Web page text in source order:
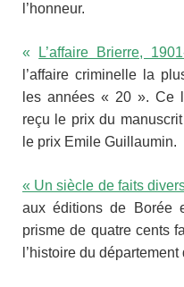
l’honneur.
« L’affaire Brierre,
l’affaire criminelle la
les années « 20 ». Ce
reçu le prix du
le prix Emile Guillaumin.
« Un siècle de faits
aux éditions de Borée
prisme de quatre cents
l’histoire du